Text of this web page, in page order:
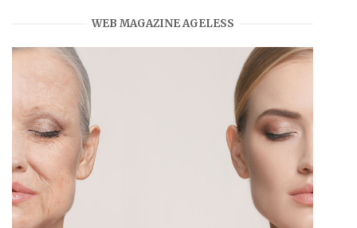
WEB MAGAZINE AGELESS